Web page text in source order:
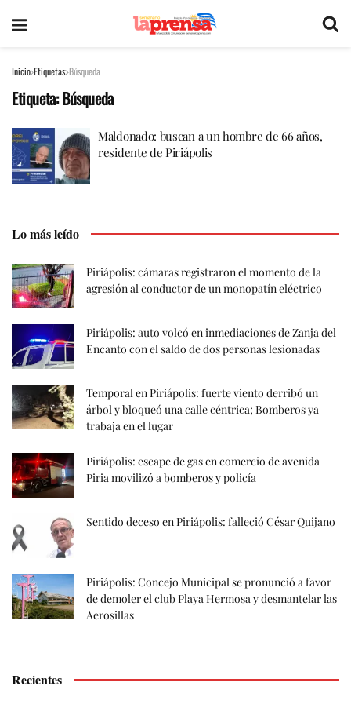
Inicio Etiquetas Búsqueda
Etiqueta:Búsqueda
Maldonado: buscan a un hombre de 66 años,
residente de Piriápolis
Lo más leído
Piriápolis: cámaras registraron el momento de la
agresión al conductor de un monopatín eléctrico
Piriápolis: auto volcó en inmediaciones de Zanja del
Encanto con el saldo de dos personas lesionadas
Temporal en Piriápolis: fuerte viento derribó un
árbol y bloqueó una calle céntrica; Bomberos ya
trabaja en el lugar
Piriápolis: escape de gas en comercio de avenida
Piria movilizó a bomberos y policía
Sentido deceso en Piriápolis: falleció César Quijano
Piriápolis: Concejo Municipal se pronunció a favor
de demoler el club Playa Hermosa y desmantelar las
Aerosillas
Recientes